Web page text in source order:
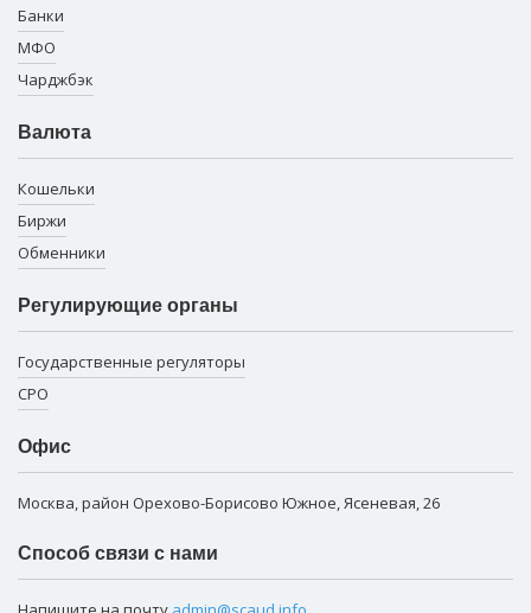
Банки
МФО
Чарджбэк
Валюта
Кошельки
Биржи
Обменники
Регулирующие органы
Государственные регуляторы
СРО
Офис
Москва, район Орехово-Борисово Южное, Ясеневая, 26
Способ связи с нами